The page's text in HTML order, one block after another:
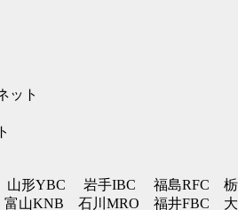
ット
形YBC 岩手IBC 福島RFC
KNB 石川MRO 福井FBC 大